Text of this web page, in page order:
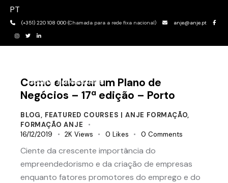
PT
(+351) 220 108 000 (Chamada para a rede fixa nacional) anje@anje.pt
Como elaborar um Plano de
Negócios – 17ª edição – Porto
BLOG, FEATURED COURSES | ANJE FORMAÇÃO,
FORMAÇÃO ANJE
16/12/2019
2K Views 0 Likes 0 Comments
Ciente da crescente importância do
empreendedorismo e da criação de empresas
enquanto fatores promotores do emprego e do